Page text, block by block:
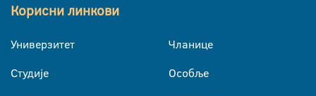
Корисни линкови
Универзитет
Студије
Чланице
Особље